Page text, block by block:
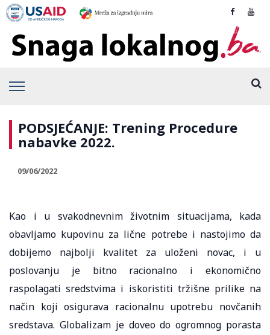
PODSJEĆANJE: Trening Procedure
nabavke 2022.
09/06/2022
Kao i u svakodnevnim životnim situacijama, kada
obavljamo kupovinu za lične potrebe i nastojimo da
dobijemo najbolji kvalitet za uloženi novac, i u
poslovanju je bitno racionalno i ekonomično
raspolagati sredstvima i iskoristiti tržišne prilike na
način koji osigurava racionalnu upotrebu novčanih
sredstava. Globalizam je doveo do ogromnog porasta